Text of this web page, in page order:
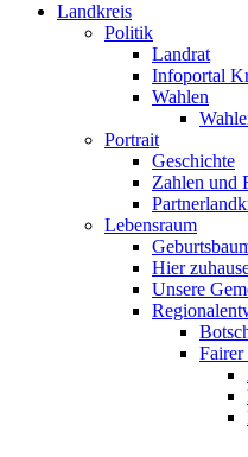
Landkreis
Politik
Landrat
Infoportal
Wahlen
Portrait
Geschichte
Zahlen und
Lebensraum
Hier
Unsere
Fairer